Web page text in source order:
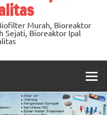
Murah, Bioreaktor
Sejati, Bioreaktor Ipal